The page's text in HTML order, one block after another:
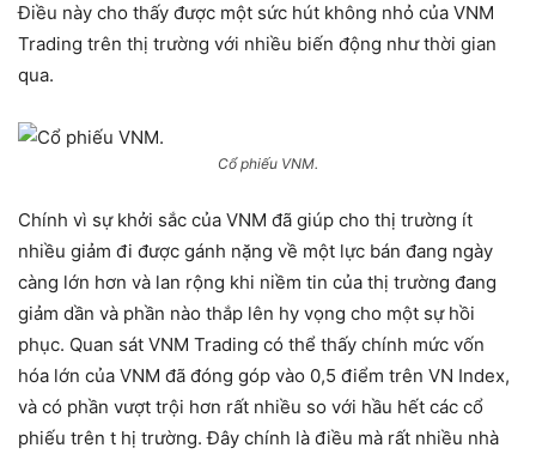
Điều này cho thấy được một sức hút không nhỏ của VNM
Trading trên thị trường với nhiều biến động như thời gian
qua.
Cổ phiếu VNM.
Chính vì sự khởi sắc của VNM đã giúp cho thị trường ít
nhiều giảm đi được gánh nặng về một lực bán đang ngày
càng lớn hơn và lan rộng khi niềm tin của thị trường đang
giảm dần và phần nào thắp lên hy vọng cho một sự hồi
phục. Quan sát VNM Trading có thể thấy chính mức vốn
hóa lớn của VNM đã đóng góp vào 0,5 điểm trên VN Index,
và có phần vượt trội hơn rất nhiều so với hầu hết các cổ
phiếu trên t hị trường. Đây chính là điều mà rất nhiều nhà